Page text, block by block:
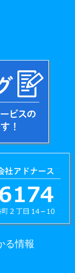
る情報